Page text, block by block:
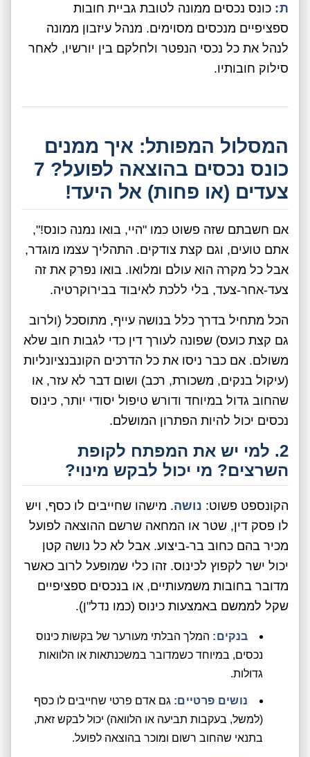
ת: כונס נכסים ממונה לטובת גביית חובות
ספציפיים מנכסים מסוימים. מנהל עיזבון ממונה
לנהל את כל נכסי הנפטר ולחלקם בין יורשיו, לאחר
סילוק חובותיו.
המסלול המפותל: איך ממנים
כונס נכסים בהוצאה לפועל? 7
צעדים (או פחות) אל היעד!
אם חשבתם שזה פשוט כמו "היי, בואו נמנה כונס!",
אתם טועים, וגם קצת צודקים. התהליך עצמו מוגדר,
אבל כל מקרה הוא עולם ומלואו. בואו נפרק את זה
צעד-אחר-צעד, בלי ללכת לאיבוד בבירוקרטיה.
הכל מתחיל בדרך כלל בנושה עייף, מתוסכל (ולרוב
גם קצת כועס) שפונה לעורך דין כדי לגבות חוב שלא
משולם. אם כבר ניסו את כל הדרכים הקונבנציונליות
(עיקול בנקים, משכורת, רכב) ושום דבר לא עזר, או
שהחוב גדול במיוחד ודורש טיפול יסודי יותר, כינוס
נכסים יכול להיות הפתרון המושלם.
2. למי יש את המפתח לקופת
השרצים? מי יכול לבקש מינוי?
הקונספט פשוט: נושה. מישהו שחייבים לו כסף, ויש
לו פסק דין, שטר או המחאה שרשם ההוצאה לפועל
מכיר בהם כחוב בר-ביצוע. אבל לא כל נושה קטן
יכול ישר לקפוץ לכינוס. זהו כלי שמופעל לרוב כאשר
מדובר בחובות משמעותיים, או בנכסים ספציפיים
שקל לממשם באמצעות כינוס (כמו נדל"ן).
בנקים: המלך הבלתי מעורער של בקשות כינוס
נכסים, במיוחד כשמדובר במשכנתאות או הלוואות
גדולות.
נושים פרטיים: גם אדם פרטי שחייבים לו כסף
(למשל, בעקבות תביעה או הלוואה) יכול לבקש זאת,
בתנאי שהחוב רשום ומוכר בהוצאה לפועל.